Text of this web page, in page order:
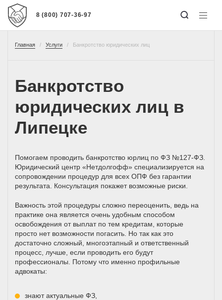
8 (800) 707-36-97
Главная Услуги Банкротство юридических лиц
Банкротство
юридических лиц в
Липецке
Помогаем проводить банкротство юрлиц по ФЗ №127-ФЗ.
Юридический центр «Нетдолгофф» специализируется на
сопровождении процедур для всех ОПФ без гарантии
результата. Консультация покажет возможные риски.
Важность этой процедуры сложно переоценить, ведь на
практике она является очень удобным способом
освобождения от выплат по тем кредитам, которые
просто нет возможности погасить. Но так как это
достаточно сложный, многоэтапный и ответственный
процесс, лучше, если проводить его будут
профессионалы. Потому что именно профильные
адвокаты:
знают актуальные ФЗ,